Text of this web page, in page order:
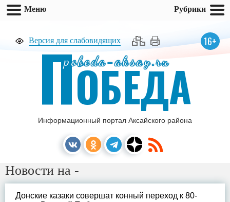
Версия для слабовидящих 16+
pobeda-aksay.ru
ПОБЕДА
Информационный портал Аксайского района
Новости на -
Донские казаки совершат конный переход к 80-
Меню Рубрики